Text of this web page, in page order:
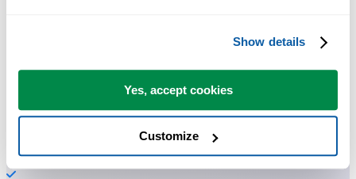
Show details
Yes, accept cookies
Customize
Você pode começar imediatamente. Não é necessário treinamento.
A maioria dos usuários começa com algumas ferramentas. Muitos
passam a usar o ASAP Utilities diariamente.